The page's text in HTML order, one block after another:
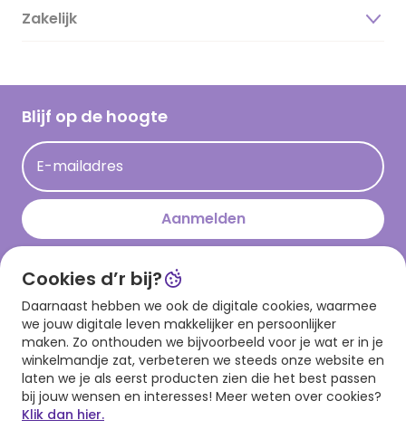
Duurzaamheid
Hallmark Kaartclub
Acties
Persberichten
Hallmark en Kinderpostzegels
Magazine
Cadeau inspiratie
Kaartinspiratie
Zakelijk
Blijf op de hoogte
E-mailadres
Aanmelden
Download onze app
Cookies d’r bij?
Daarnaast hebben we ook de digitale cookies, waarmee
we jouw digitale leven makkelijker en persoonlijker
maken. Zo onthouden we bijvoorbeeld voor je wat er in je
winkelmandje zat, verbeteren we steeds onze website en
laten we je als eerst producten zien die het best passen
bij jouw wensen en interesses! Meer weten over cookies?
Klik dan hier.